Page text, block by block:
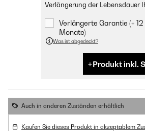
Verlängerung der Lebensdauer
Verlängerte Garantie (+ 12
Monate)
Was ist abgedeckt?
Produkt inkl.
Auch in anderen Zuständen erhältlich
Kaufen Sie dieses Produkt in akzeptablem